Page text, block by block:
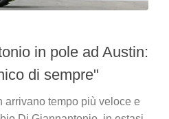
in pole ad Austin:
di sempre"
arrivano tempo più veloce e